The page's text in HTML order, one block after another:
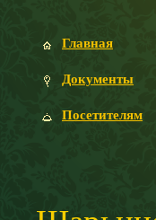
Главная
Документы
Посетителям